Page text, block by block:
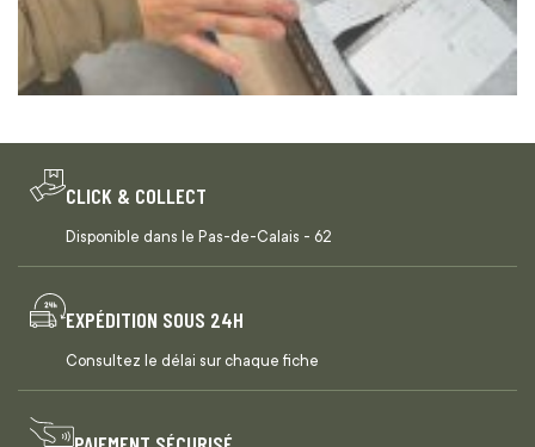
CLICK & COLLECT
Disponible dans le Pas-de-Calais - 62
EXPÉDITION SOUS 24H
Consultez le délai sur chaque fiche